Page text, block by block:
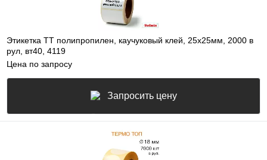
Этикетка ТТ полипропилен, каучуковый клей, 25х25мм, 2000 в
рул, вт40, 4119
Цена по запросу
Запросить цену